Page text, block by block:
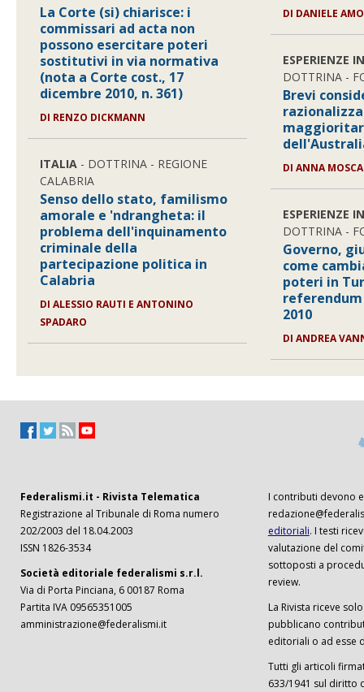
La Corte (si) chiarisce: i
commissari ad acta non
possono esercitare poteri
sostitutivi in via normativa
(nota a Corte cost., 17
dicembre 2010, n. 361)
DI RENZO DICKMANN
ITALIA - DOTTRINA - REGIONE
CALABRIA
Senso dello stato, familismo
amorale e 'ndrangheta: il
problema dell'inquinamento
criminale della
partecipazione politica in
Calabria
DI ALESSIO RAUTI E ANTONINO
SPADARO
DI DANIELE
ESPERIENZE
DOTTRINA -
Brevi
DI ANNA
ESPERIENZE
DOTTRINA -
Governo,
come
poteri in
2010
DI ANDREA
Federalismi.it - Rivista Telematica
Registrazione al Tribunale di Roma numero
202/2003 del 18.04.2003
ISSN 1826-3534
Società editoriale federalismi s.r.l.
Via di Porta Pinciana, 6 00187 Roma
Partita IVA 09565351005
amministrazione@federalismi.it
I contributi devono
editoriali. I testi
valutazione del
sottoposti a
review.
La Rivista riceve
pubblicano
editoriali o ad esse
Tutti gli articoli
633/1941 sul diritto